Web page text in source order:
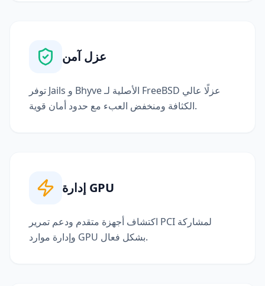
عزل آمن
توفر Jails و Bhyve الأصلية لـ FreeBSD عزلًا عالي
الكثافة ومنخفض العبء مع حدود أمان قوية.
إدارة GPU
اكتشاف أجهزة متقدم ودعم تمرير PCI لمشاركة
وإدارة موارد GPU بشكل فعال.